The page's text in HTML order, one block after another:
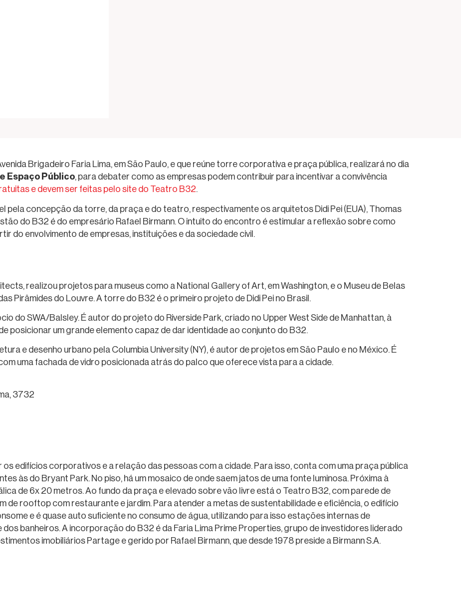
Brigadeiro Faria Lima, em São Paulo, e que reúne torre corporativa e praça pública, realizará no dia
Espaço Público, para debater como as empresas podem contribuir para incentivar a convivência
e devem ser feitas pelo site do Teatro B32.
pela concepção da torre, da praça e do teatro, respectivamente os arquitetos Didi Pei (EUA), Thomas
do B32 é do empresário Rafael Birmann. O intuito do encontro é estimular a reflexão sobre como
do envolvimento de empresas, instituições e da sociedade civil.
realizou projetos para museus como a National Gallery of Art, em Washington, e o Museu de Belas
Pirâmides do Louvre. A torre do B32 é o primeiro projeto de Didi Pei no Brasil.
do SWA/Balsley. É autor do projeto do Riverside Park, criado no Upper West Side de Manhattan, à
posicionar um grande elemento capaz de dar identidade ao conjunto do B32.
e desenho urbano pela Columbia University (NY), é autor de projetos em São Paulo e no México. É
uma fachada de vidro posicionada atrás do palco que oferece vista para a cidade.
3732
edifícios corporativos e a relação das pessoas com a cidade. Para isso, conta com uma praça pública
às do Bryant Park. No piso, há um mosaico de onde saem jatos de uma fonte luminosa. Próxima à
de 6x 20 metros. Ao fundo da praça e elevado sobre vão livre está o Teatro B32, com parede de
de rooftop com restaurante e jardim. Para atender a metas de sustentabilidade e eficiência, o edifício
e é quase auto suficiente no consumo de água, utilizando para isso estações internas de
banheiros. A incorporação do B32 é da Faria Lima Prime Properties, grupo de investidores liderado
imobiliários Partage e gerido por Rafael Birmann, que desde 1978 preside a Birmann S.A.